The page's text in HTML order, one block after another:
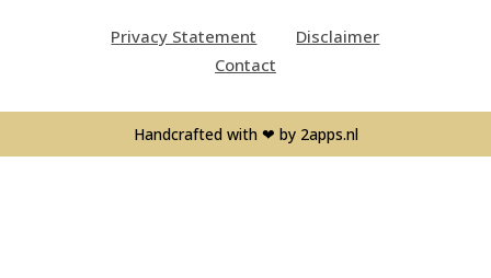
Privacy Statement
Disclaimer
Contact
Handcrafted with ❤ by 2apps.nl